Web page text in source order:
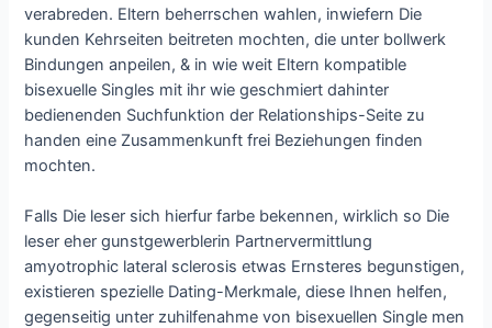
verabreden. Eltern beherrschen wahlen, inwiefern Die
kunden Kehrseiten beitreten mochten, die unter bollwerk
Bindungen anpeilen, & in wie weit Eltern kompatible
bisexuelle Singles mit ihr wie geschmiert dahinter
bedienenden Suchfunktion der Relationships-Seite zu
handen eine Zusammenkunft frei Beziehungen finden
mochten.
Falls Die leser sich hierfur farbe bekennen, wirklich so Die
leser eher gunstgewerblerin Partnervermittlung
amyotrophic lateral sclerosis etwas Ernsteres begunstigen,
existieren spezielle Dating-Merkmale, diese Ihnen helfen,
gegenseitig unter zuhilfenahme von bisexuellen Single men